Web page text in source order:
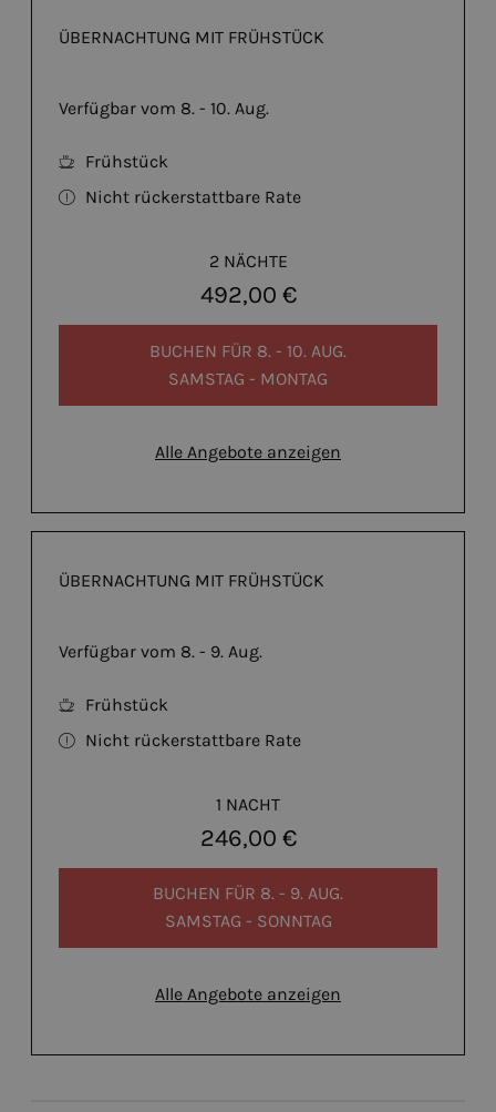
ÜBERNACHTUNG MIT FRÜHSTÜCK
Verfügbar vom 8. - 10. Aug.
Frühstück
Nicht rückerstattbare Rate
2 NÄCHTE
492,00 €
BUCHEN FÜR 8. - 10. AUG.
SAMSTAG - MONTAG
Alle Angebote anzeigen
ÜBERNACHTUNG MIT FRÜHSTÜCK
Verfügbar vom 8. - 9. Aug.
Frühstück
Nicht rückerstattbare Rate
1 NACHT
246,00 €
BUCHEN FÜR 8. - 9. AUG.
SAMSTAG - SONNTAG
Alle Angebote anzeigen